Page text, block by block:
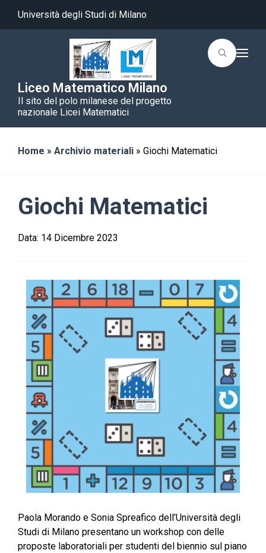
Università degli Studi di Milano
Liceo Matematico Milano
Il sito del polo milanese del progetto
nazionale Licei Matematici
T
v
Home » Archivio materiali » Giochi Matematici
Giochi Matematici
Data: 14 Dicembre 2023
Paola Morando e Sonia Spreafico dell’Università degli
Studi di Milano presentano un workshop con delle
proposte laboratoriali per studenti del biennio sul piano